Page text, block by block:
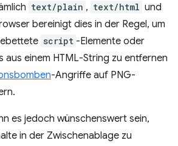
text/plain , text/html und
bereinigt dies in der Regel, um
script -Elemente oder
aus einem HTML-String zu entfernen
-Angriffe auf PNG-
es jedoch wünschenswert sein,
in der Zwischenablage zu